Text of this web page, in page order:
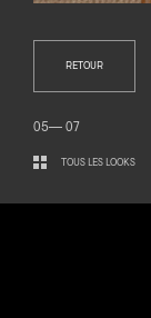
RETOUR
05— 07
TOUS LES LOOKS